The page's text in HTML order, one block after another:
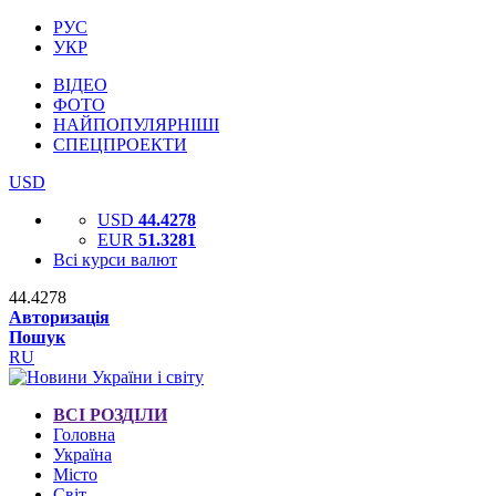
РУС
УКР
ВІДЕО
ФОТО
НАЙПОПУЛЯРНІШІ
СПЕЦПРОЕКТИ
USD
USD 44.4278
EUR 51.3281
Всі курси валют
44.4278
Авторизація
Пошук
RU
ВСІ РОЗДІЛИ
Головна
Україна
Місто